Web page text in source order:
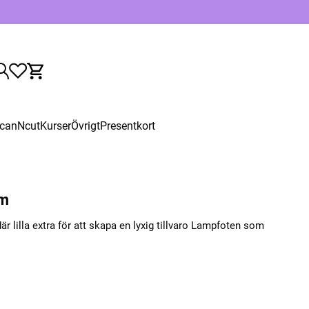
KurserÖvrigtPresentkort
lilla extra för att skapa en lyxig tillvaro Lampfoten som